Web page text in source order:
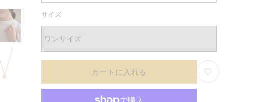
サイズ
ワンサイズ
カートに入れる